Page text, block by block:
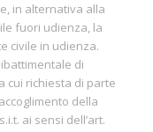
in alternativa alla
fuori udienza, la
civile in udienza.
di
cui richiesta di parte
della
ai sensi dell’art.